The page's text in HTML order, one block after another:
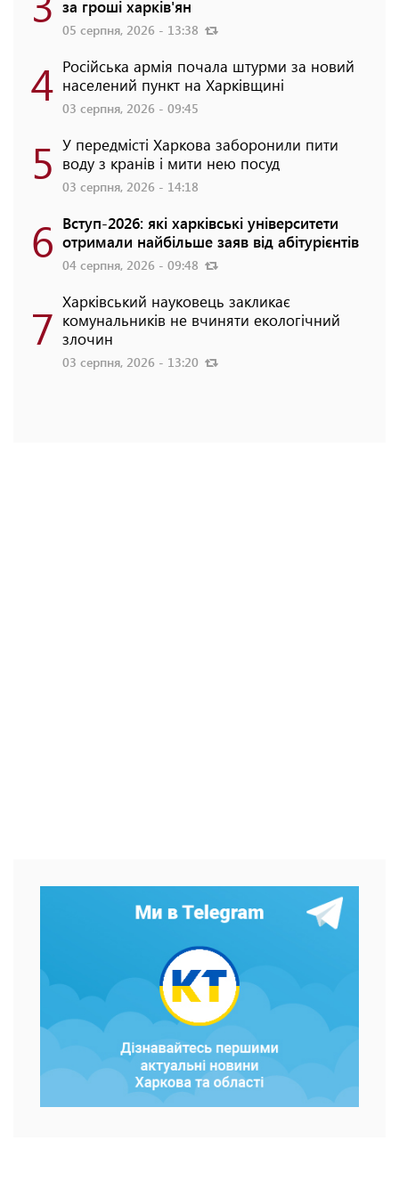
за гроші харків'ян
05 серпня, 2026 - 13:38
4 Російська армія почала штурми за новий
населений пункт на Харківщині
03 серпня, 2026 - 09:45
5 У передмісті Харкова заборонили пити
воду з кранів і мити нею посуд
03 серпня, 2026 - 14:18
6 Вступ-2026: які харківські університети
отримали найбільше заяв від абітурієнтів
04 серпня, 2026 - 09:48
7 Харківський науковець закликає
комунальників не вчиняти екологічний
злочин
03 серпня, 2026 - 13:20